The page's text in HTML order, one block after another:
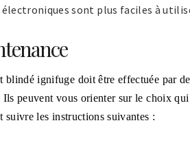
électroniques sont plus faciles à
blindé ignifuge doit être effectuée par
peuvent vous orienter sur le choix
les instructions suivantes :